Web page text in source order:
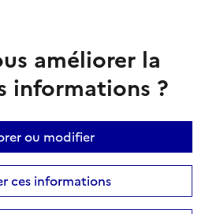
améliorer la
informations ?
ou modifier
ces informations